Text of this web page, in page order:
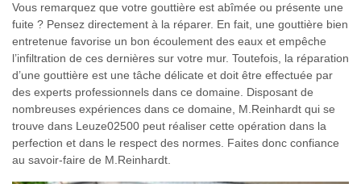
Vous remarquez que votre gouttière est abîmée ou présente une
fuite ? Pensez directement à la réparer. En fait, une gouttière bien
entretenue favorise un bon écoulement des eaux et empêche
l’infiltration de ces dernières sur votre mur. Toutefois, la réparation
d’une gouttière est une tâche délicate et doit être effectuée par
des experts professionnels dans ce domaine. Disposant de
nombreuses expériences dans ce domaine, M.Reinhardt qui se
trouve dans Leuze02500 peut réaliser cette opération dans la
perfection et dans le respect des normes. Faites donc confiance
au savoir-faire de M.Reinhardt.